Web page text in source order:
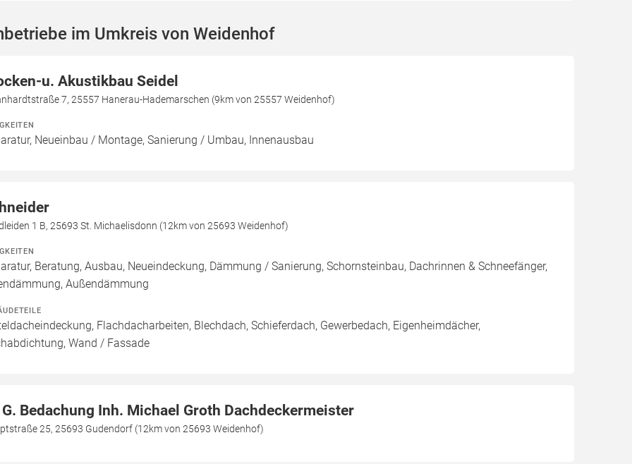
im Umkreis von Weidenhof
u. Akustikbau Seidel
7, 25557 Hanerau-Hademarschen (9km von 25557 Weidenhof)
Neueinbau / Montage, Sanierung / Umbau, Innenausbau
1 B, 25693 St. Michaelisdonn (12km von 25693 Weidenhof)
Beratung, Ausbau, Neueindeckung, Dämmung / Sanierung, Schornsteinbau, Dachrinnen & Schneefänger,
Außendämmung
Flachdacharbeiten, Blechdach, Schieferdach, Gewerbedach, Eigenheimdächer,
Wand / Fassade
Bedachung Inh. Michael Groth Dachdeckermeister
25, 25693 Gudendorf (12km von 25693 Weidenhof)